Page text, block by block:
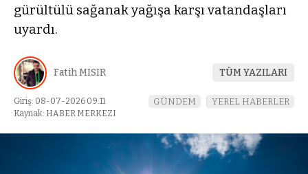
gürültülü sağanak yağışa karşı vatandaşları
uyardı.
Fatih MISIR TÜM YAZILARI
Giriş: 08-07-2026 09:11
Kaynak: HABER MERKEZI
GÜNDEM YEREL HABERLER